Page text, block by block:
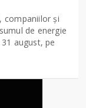
companiilor și
de energie
august, pe